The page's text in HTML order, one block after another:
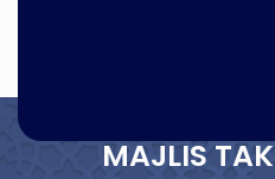
MAJLIS